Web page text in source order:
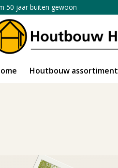
50 jaar buiten gewoon
Houtbouw assortiment